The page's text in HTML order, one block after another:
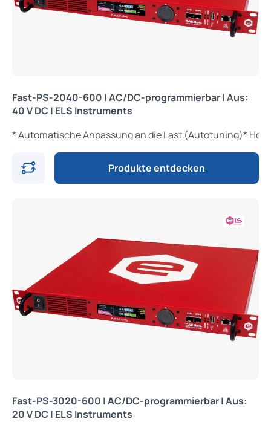
Fast-PS-2040-600 | AC/DC-programmierbar | Aus:
40 V DC | ELS Instruments
* Automatische Anpassung an die Last (Autotuning)*
Produkte entdecken
Fast-PS-3020-600 | AC/DC-programmierbar | Aus:
20 V DC | ELS Instruments